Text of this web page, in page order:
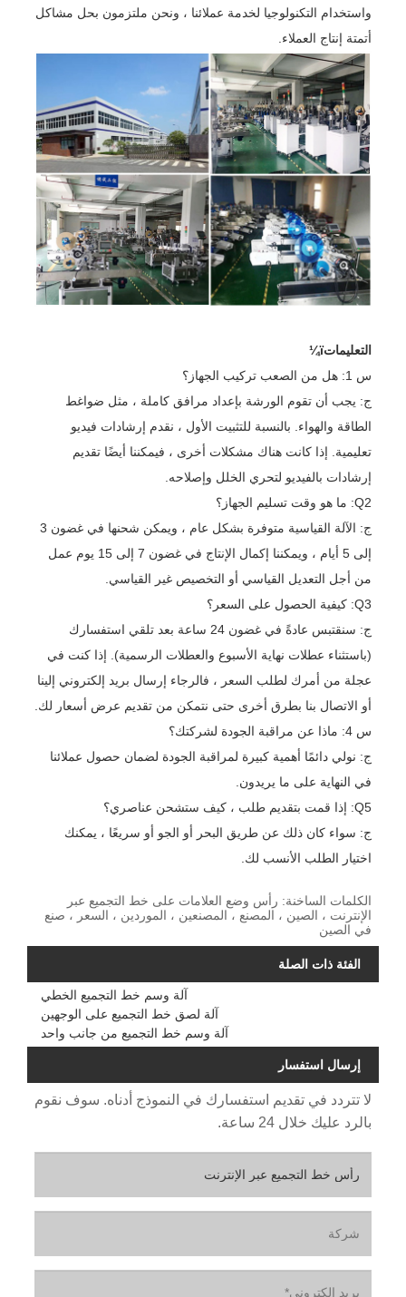
واستخدام التكنولوجيا لخدمة عملائنا ، ونحن ملتزمون بحل مشاكل
أتمتة إنتاج العملاء.
التعليماتï¼
س 1: هل من الصعب تركيب الجهاز؟
ج: يجب أن تقوم الورشة بإعداد مرافق كاملة ، مثل ضواغط
الطاقة والهواء. بالنسبة للتثبيت الأول ، نقدم إرشادات فيديو
تعليمية. إذا كانت هناك مشكلات أخرى ، فيمكننا أيضًا تقديم
إرشادات بالفيديو لتحري الخلل وإصلاحه.
Q2: ما هو وقت تسليم الجهاز؟
ج: الآلة القياسية متوفرة بشكل عام ، ويمكن شحنها في غضون 3
إلى 5 أيام ، ويمكننا إكمال الإنتاج في غضون 7 إلى 15 يوم عمل
من أجل التعديل القياسي أو التخصيص غير القياسي.
Q3: كيفية الحصول على السعر؟
ج: سنقتبس عادةً في غضون 24 ساعة بعد تلقي استفسارك
(باستثناء عطلات نهاية الأسبوع والعطلات الرسمية). إذا كنت في
عجلة من أمرك لطلب السعر ، فالرجاء إرسال بريد إلكتروني إلينا
أو الاتصال بنا بطرق أخرى حتى نتمكن من تقديم عرض أسعار لك.
س 4: ماذا عن مراقبة الجودة لشركتك؟
ج: نولي دائمًا أهمية كبيرة لمراقبة الجودة لضمان حصول عملائنا
في النهاية على ما يريدون.
Q5: إذا قمت بتقديم طلب ، كيف ستشحن عناصري؟
ج: سواء كان ذلك عن طريق البحر أو الجو أو سريعًا ، يمكنك
اختيار الطلب الأنسب لك.
الكلمات الساخنة: رأس وضع العلامات على خط التجميع عبر
الإنترنت ، الصين ، المصنع ، المصنعين ، الموردين ، السعر ، صنع
في الصين
الفئة ذات الصلة
آلة وسم خط التجميع الخطي
آلة لصق خط التجميع على الوجهين
آلة وسم خط التجميع من جانب واحد
إرسال استفسار
لا تتردد في تقديم استفسارك في النموذج أدناه. سوف نقوم
بالرد عليك خلال 24 ساعة.